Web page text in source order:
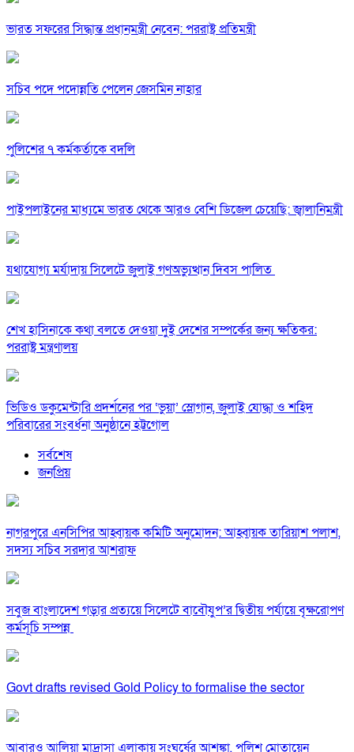
ভারত সফরের সিদ্ধান্ত প্রধানমন্ত্রী নেবেন: পররাষ্ট্র প্রতিমন্ত্রী
সচিব পদে পদোন্নতি পেলেন জেসমিন নাহার
পুলিশের ৭ কর্মকর্তাকে বদলি
পাইপলাইনের মাধ্যমে ভারত থেকে আরও বেশি ডিজেল চেয়েছি: জ্বালানিমন্ত্রী
যথাযোগ্য মর্যাদায় সিলেটে জুলাই গণঅভ্যুত্থান দিবস পালিত
শেখ হাসিনাকে কথা বলতে দেওয়া দুই দেশের সম্পর্কের জন্য ক্ষতিকর:
পররাষ্ট্র মন্ত্রণালয়
ভিডিও ডকুমেন্টারি প্রদর্শনের পর ‘ভুয়া’ স্লোগান, জুলাই যোদ্ধা ও শহিদ
পরিবারের সংবর্ধনা অনুষ্ঠানে হট্টগোল
সর্বশেষ
জনপ্রিয়
নাগরপুরে এনসিপির আহ্বায়ক কমিটি অনুমোদন: আহ্বায়ক তারিয়াশ পলাশ,
সদস্য সচিব সরদার আশরাফ
সবুজ বাংলাদেশ গড়ার প্রত্যয়ে সিলেটে বাবৌযুপ’র দ্বিতীয় পর্যায়ে বৃক্ষরোপণ
কর্মসূচি সম্পন্ন
Govt drafts revised Gold Policy to formalise the sector
আবারও আলিয়া মাদ্রাসা এলাকায় সংঘর্ষের আশঙ্কা, পুলিশ মোতায়েন